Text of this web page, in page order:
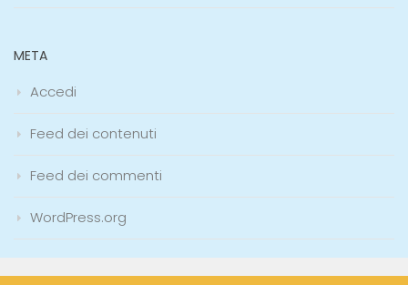
META
Accedi
Feed dei contenuti
Feed dei commenti
WordPress.org